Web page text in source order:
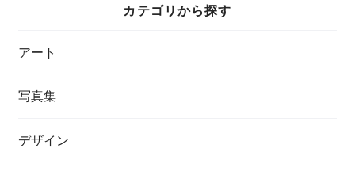
カテゴリから探す
アート
写真集
デザイン